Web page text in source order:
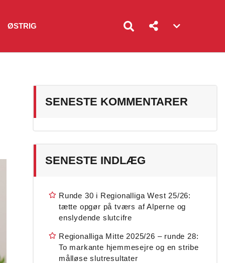
ØSTRIG
toggle
SENESTE KOMMENTARER
SENESTE INDLÆG
Runde 30 i Regionalliga West 25/26:
tætte opgør på tværs af Alperne og
enslydende slutcifre
Regionalliga Mitte 2025/26 – runde 28:
To markante hjemmesejre og en stribe
målløse slutresultater